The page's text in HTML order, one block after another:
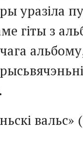
уразіла
гіты з
вальс»